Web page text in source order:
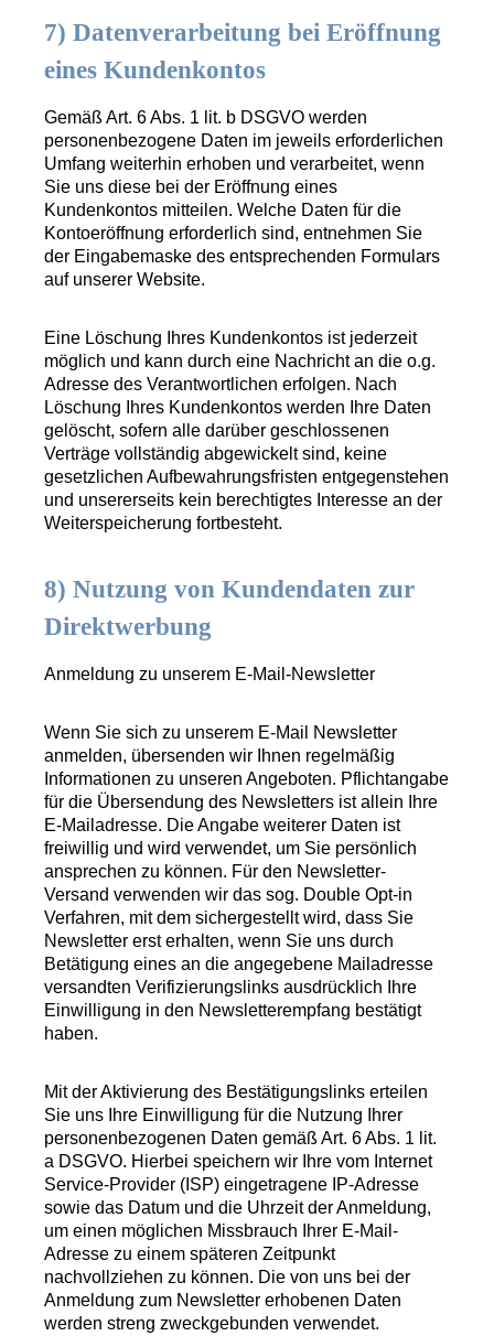
7) Datenverarbeitung bei Eröffnung
eines Kundenkontos
Gemäß Art. 6 Abs. 1 lit. b DSGVO werden
personenbezogene Daten im jeweils erforderlichen
Umfang weiterhin erhoben und verarbeitet, wenn
Sie uns diese bei der Eröffnung eines
Kundenkontos mitteilen. Welche Daten für die
Kontoeröffnung erforderlich sind, entnehmen Sie
der Eingabemaske des entsprechenden Formulars
auf unserer Website.
Eine Löschung Ihres Kundenkontos ist jederzeit
möglich und kann durch eine Nachricht an die o.g.
Adresse des Verantwortlichen erfolgen. Nach
Löschung Ihres Kundenkontos werden Ihre Daten
gelöscht, sofern alle darüber geschlossenen
Verträge vollständig abgewickelt sind, keine
gesetzlichen Aufbewahrungsfristen entgegenstehen
und unsererseits kein berechtigtes Interesse an der
Weiterspeicherung fortbesteht.
8) Nutzung von Kundendaten zur
Direktwerbung
Anmeldung zu unserem E-Mail-Newsletter
Wenn Sie sich zu unserem E-Mail Newsletter
anmelden, übersenden wir Ihnen regelmäßig
Informationen zu unseren Angeboten. Pflichtangabe
für die Übersendung des Newsletters ist allein Ihre
E-Mailadresse. Die Angabe weiterer Daten ist
freiwillig und wird verwendet, um Sie persönlich
ansprechen zu können. Für den Newsletter-
Versand verwenden wir das sog. Double Opt-in
Verfahren, mit dem sichergestellt wird, dass Sie
Newsletter erst erhalten, wenn Sie uns durch
Betätigung eines an die angegebene Mailadresse
versandten Verifizierungslinks ausdrücklich Ihre
Einwilligung in den Newsletterempfang bestätigt
haben.
Mit der Aktivierung des Bestätigungslinks erteilen
Sie uns Ihre Einwilligung für die Nutzung Ihrer
personenbezogenen Daten gemäß Art. 6 Abs. 1 lit.
a DSGVO. Hierbei speichern wir Ihre vom Internet
Service-Provider (ISP) eingetragene IP-Adresse
sowie das Datum und die Uhrzeit der Anmeldung,
um einen möglichen Missbrauch Ihrer E-Mail-
Adresse zu einem späteren Zeitpunkt
nachvollziehen zu können. Die von uns bei der
Anmeldung zum Newsletter erhobenen Daten
werden streng zweckgebunden verwendet.